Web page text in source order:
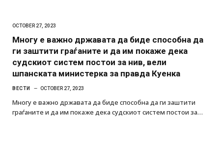
OCTOBER 27, 2023
Многу е важно државата да биде способна да
ги заштити граѓаните и да им покаже дека
судскиот систем постои за нив, вели
шпанската министерка за правда Куенка
ВЕСТИ OCTOBER 27, 2023
Многу е важно државата да биде способна да ги заштити
граѓаните и да им покаже дека судскиот систем постои за…